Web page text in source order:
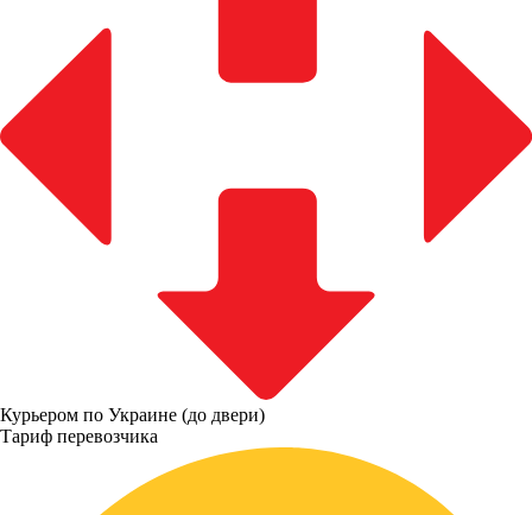
Курьером по Украине (до двери)
Тариф перевозчика